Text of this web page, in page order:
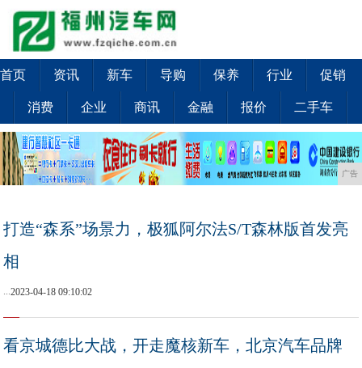
首页 资讯 新车 导购 保养 行业 促销
消费 企业 商讯 金融 报价 二手车
广告
打造“森系”场景力，极狐阿尔法S/T森林版首发亮
相
...2023-04-18 09:10:02
看京城德比大战，开走魔核新车，北京汽车品牌